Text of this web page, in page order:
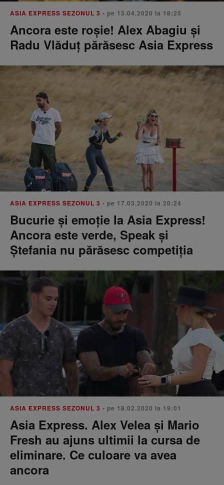
ASIA EXPRESS SEZONUL 3 • pe 15.04.2020 la 18:25
Ancora este roșie! Alex Abagiu și
Radu Vlăduț părăsesc Asia Express
ASIA EXPRESS SEZONUL 3 • pe 17.03.2020 la 20:24
Bucurie și emoție la Asia Express!
Ancora este verde, Speak și
Ștefania nu părăsesc competiția
ASIA EXPRESS SEZONUL 3 • pe 18.02.2020 la 19:01
Asia Express. Alex Velea și Mario
Fresh au ajuns ultimii la cursa de
eliminare. Ce culoare va avea
ancora